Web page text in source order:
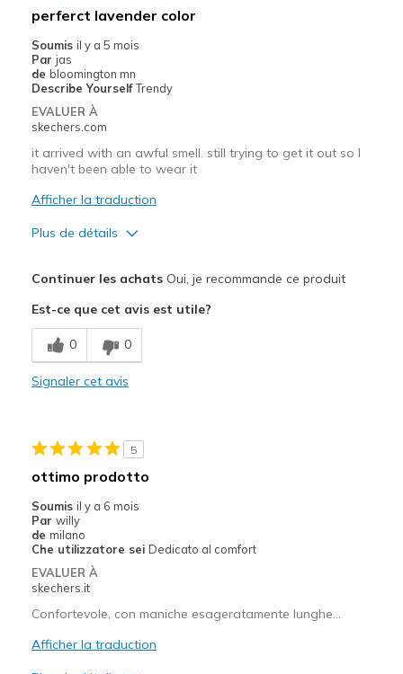
perferct lavender color
Soumis il y a 5 mois
Par jas
de bloomington mn
Describe YourselfTrendy
EVALUER À
skechers.com
it arrived with an awful smell. still trying to get it out so I
haven't been able to wear it
Afficher la traduction
Plus de détails
Comfortable
Stylish
View On Shoes
Continuer les achatsOui, je recommande ce produit
Est-ce que cet avis est utile?
0 0
Signaler cet avis
5
ottimo prodotto
Soumis il y a 6 mois
Par willy
de milano
Che utilizzatore sei Dedicato al comfort
EVALUER À
skechers.it
Confortevole, con maniche esageratamente lunghe...
Afficher la traduction